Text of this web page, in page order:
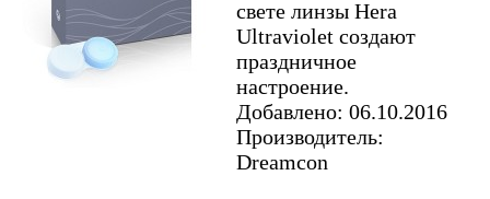
свете линзы Hera
Ultraviolet создают
праздничное
настроение.
Добавлено: 06.10.2016
Производитель:
Dreamcon